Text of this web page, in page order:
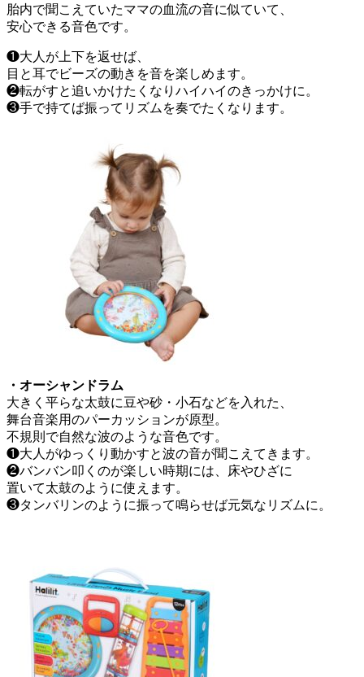
胎内で聞こえていたママの血流の音に似ていて、
安心できる音色です。
❶大人が上下を返せば、
目と耳でビーズの動きを音を楽しめます。
❷転がすと追いかけたくなりハイハイのきっかけに。
❸手で持てば振ってリズムを奏でたくなります。
・オーシャンドラム
大きく平らな太鼓に豆や砂・小石などを入れた、
舞台音楽用のパーカッションが原型。
不規則で自然な波のような音色です。
❶大人がゆっくり動かすと波の音が聞こえてきます。
❷バンバン叩くのが楽しい時期には、床やひざに
置いて太鼓のように使えます。
❸タンバリンのように振って鳴らせば元気なリズムに。